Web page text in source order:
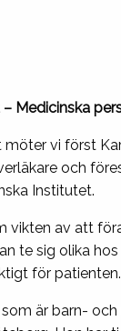
Medicinska
vi först
och
Institutet.
vikten av att
te sig olika
för patienten.
är barn-